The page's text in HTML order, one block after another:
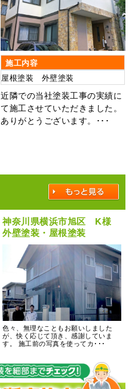
施工内容
屋根塗装 外壁塗装
近隣での当社塗装工事の実績に
て施工させていただきました。
ありがとうございます。･･･
神奈川県横浜市旭区 K様
外壁塗装・屋根塗装
色々、無理なこともお願いしました
が、快く応じて頂き、感謝していま
す。 施工前の写真を使ってカ･･･